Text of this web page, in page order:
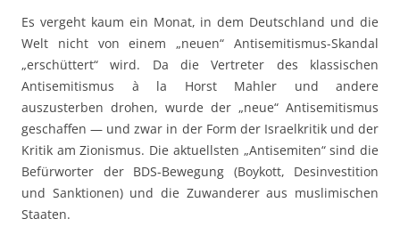
Es vergeht kaum ein Monat, in dem Deutschland und die
Welt nicht von einem „neuen“ Antisemitismus-Skandal
„erschüttert“ wird. Da die Vertreter des klassischen
Antisemitismus à la Horst Mahler und andere
auszusterben drohen, wurde der „neue“ Antisemitismus
geschaffen — und zwar in der Form der Israelkritik und der
Kritik am Zionismus. Die aktuellsten „Antisemiten“ sind die
Befürworter der BDS-Bewegung (Boykott, Desinvestition
und Sanktionen) und die Zuwanderer aus muslimischen
Staaten.